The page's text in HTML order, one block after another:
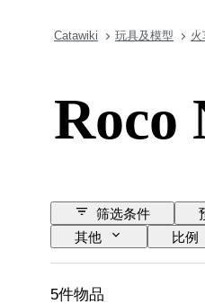
Catawiki 玩具及模型 火
Roco
筛选条件
其他
比例
5件物品